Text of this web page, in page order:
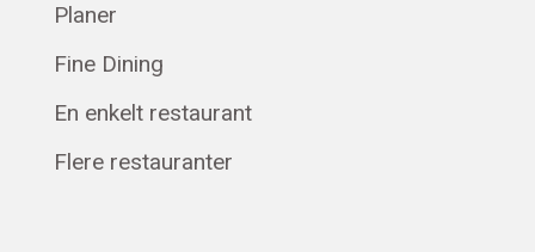
Planer
Fine Dining
En enkelt restaurant
Flere restauranter